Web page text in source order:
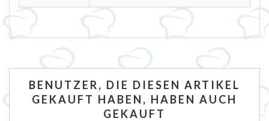
BENUTZER, DIE DIESEN ARTIKEL
GEKAUFT HABEN, HABEN AUCH
GEKAUFT